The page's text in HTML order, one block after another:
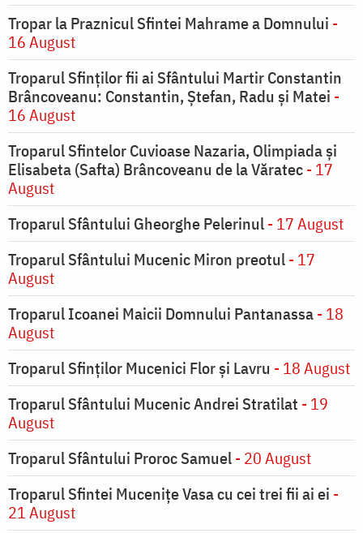
Tropar la Praznicul Sfintei Mahrame a Domnului -
16 August
Troparul Sfinților fii ai Sfântului Martir Constantin
Brâncoveanu: Constantin, Ștefan, Radu și Matei -
16 August
Troparul Sfintelor Cuvioase Nazaria, Olimpiada și
Elisabeta (Safta) Brâncoveanu de la Văratec- 17
August
Troparul Sfântului Gheorghe Pelerinul- 17 August
Troparul Sfântului Mucenic Miron preotul- 17
August
Troparul Icoanei Maicii Domnului Pantanassa- 18
August
Troparul Sfinţilor Mucenici Flor şi Lavru - 18 August
Troparul Sfântului Mucenic Andrei Stratilat - 19
August
Troparul Sfântului Proroc Samuel- 20 August
Troparul Sfintei Muceniţe Vasa cu cei trei fii ai ei -
21 August